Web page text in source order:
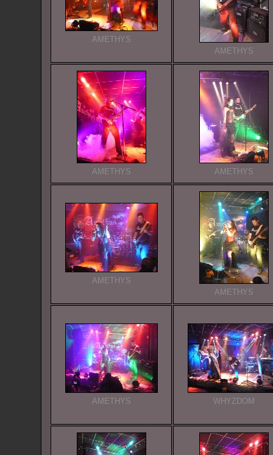
AMETHYS
AMETHYS
AMETHYS AMETHYS
AMETHYS
AMETHYS
AMETHYS WHYZDOM